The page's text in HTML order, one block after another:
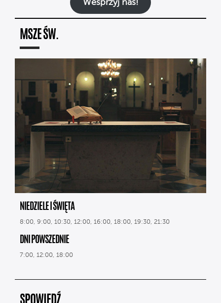
Wesprzyj nas!
MSZE ŚW.
NIEDZIELE I ŚWIĘTA
8:00, 9:00, 10:30, 12:00, 16:00, 18:00, 19:30, 21:30
DNI POWSZEDNIE
7:00, 12:00, 18:00